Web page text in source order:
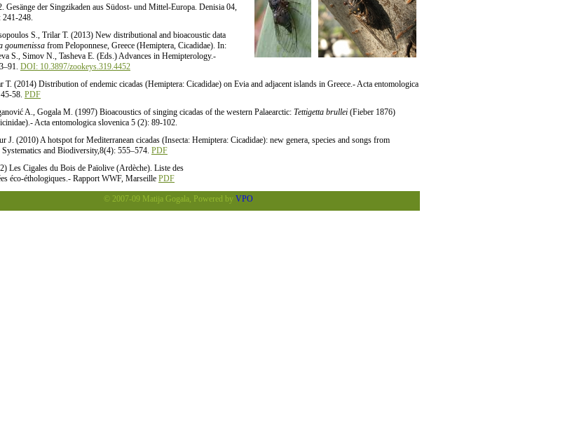
Gesänge der Singzikaden aus Südost- und Mittel-Europa. Denisia 04,
241-248.
S., Trilar T. (2013) New distributional and bioacoustic data
goumenissa from Peloponnese, Greece (Hemiptera, Cicadidae). In:
S., Simov N., Tasheva E. (Eds.) Advances in Hemipterology.-
DOI: 10.3897/zookeys.319.4452
T. (2014) Distribution of endemic cicadas (Hemiptera: Cicadidae) on Evia and adjacent islands in Greece.- Acta entomologica
58. PDF
A., Gogala M. (1997) Bioacoustics of singing cicadas of the western Palaearctic: Tettigetta brullei (Fieber 1876)
Acta entomologica slovenica 5 (2): 89-102.
J. (2010) A hotspot for Mediterranean cicadas (Insecta: Hemiptera: Cicadidae): new genera, species and songs from
and Biodiversity,8(4): 555–574. PDF
Les Cigales du Bois de Païolive (Ardèche). Liste des
éco-éthologiques.- Rapport WWF, Marseille PDF
© 2007-09 Matija Gogala, Powered by VPO